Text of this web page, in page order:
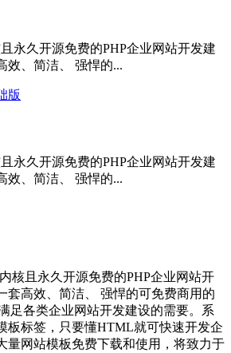
永久开源免费的PHP企业网站开发建
效、简洁、 强悍的...
永久开源免费的PHP企业网站开发建
效、简洁、 强悍的...
核且永久开源免费的PHP企业网站开
套高效、简洁、 强悍的可免费商用的
足各类企业网站开发建设的需要。系
板标签，只要懂HTML就可快速开发企
量网站模板免费下载和使用，将致力于